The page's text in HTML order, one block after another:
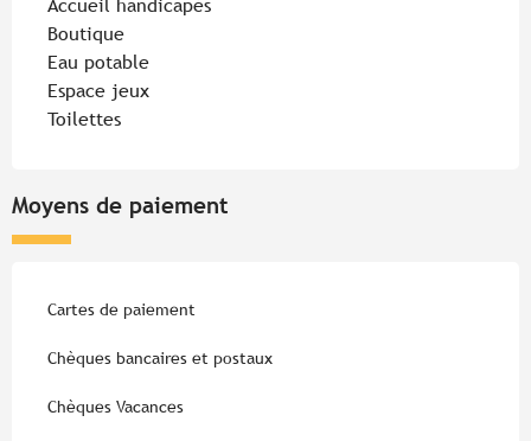
Accueil handicapés
Boutique
Eau potable
Espace jeux
Toilettes
Moyens de paiement
Cartes de paiement
Chèques bancaires et postaux
Chèques Vacances